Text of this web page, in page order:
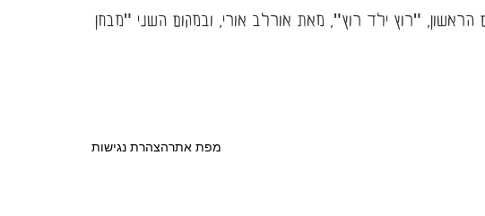
"רוץ ילד רוץ", מאת אורלב אורי, ובמקום השני "מבחן
מפת אתרהצהרת נגישות